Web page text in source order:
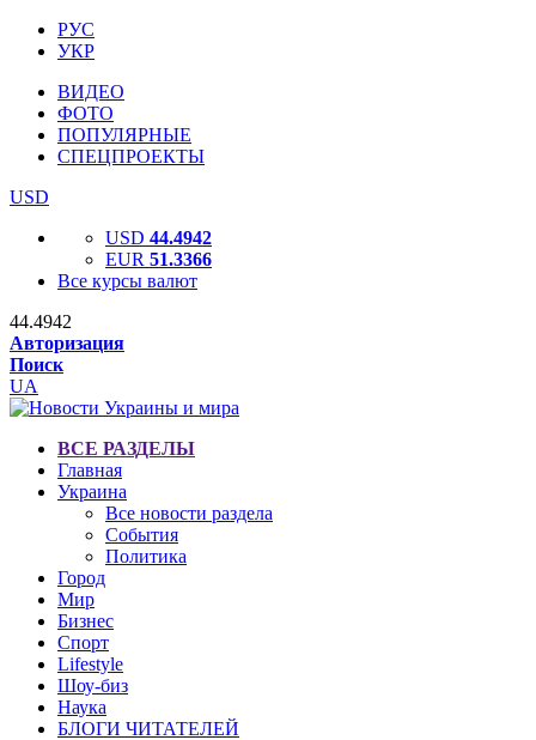
РУС
УКР
ВИДЕО
ФОТО
ПОПУЛЯРНЫЕ
СПЕЦПРОЕКТЫ
USD
USD 44.4942
EUR 51.3366
Все курсы валют
44.4942
Авторизация
Поиск
UA
ВСЕ РАЗДЕЛЫ
Главная
Украина
Все новости раздела
События
Политика
Город
Мир
Бизнес
Спорт
Lifestyle
Шоу-биз
Наука
БЛОГИ ЧИТАТЕЛЕЙ